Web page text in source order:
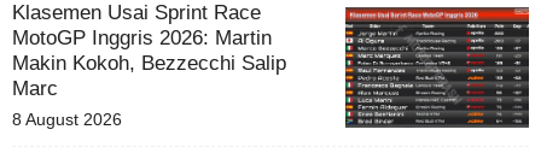
Klasemen Usai Sprint Race
MotoGP Inggris 2026: Martin
Makin Kokoh, Bezzecchi Salip
Marc
8 August 2026